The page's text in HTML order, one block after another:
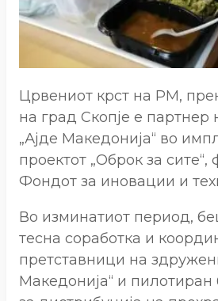
Црвениот крст на РМ,
на град Скопје е партнер
„Ајде Македонија“ во
проектот „Оброк за
Фондот за иновации и
Во изминатиот период,
тесна соработка и
претставници на
Македонија“ и